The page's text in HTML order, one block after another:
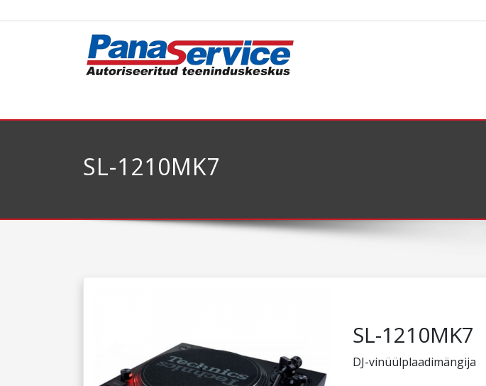
SL-1210MK7
SL-1210MK7
DJ-vinüülplaadimängija